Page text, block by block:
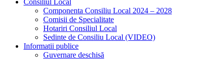
Consiliul Local
Componenta Consiliu Local 2024 – 2028
Comisii de Specialitate
Hotariri Consiliul Local
Sedinte de Consiliu Local (VIDEO)
Informatii publice
Guvernare deschisă